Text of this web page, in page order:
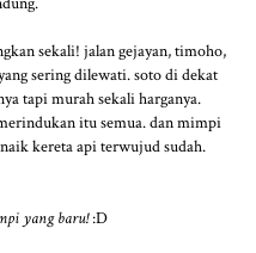
sekali! jalan gejayan, timoho,
sering dilewati. soto di dekat
tapi murah sekali harganya.
itu semua. dan mimpi
kereta api terwujud sudah.
yang baru!:D